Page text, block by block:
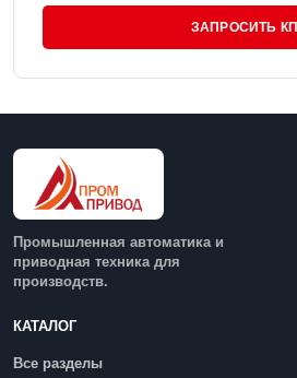
ЗАПРОСИТЬ КП
Промышленная автоматика и
приводная техника для
производств.
КАТАЛОГ
Все разделы